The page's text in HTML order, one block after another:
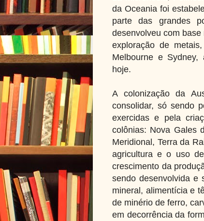
da Oceania foi
parte das grandes
desenvolveu com
exploração de
Melbourne e Sydney,
hoje.
A colonização da
consolidar, só sendo
exercidas e pela
colônias: Nova Gales
Meridional, Terra da
agricultura e o uso
crescimento da
sendo desenvolvida e
mineral, alimentícia e
de minério de ferro,
em decorrência da